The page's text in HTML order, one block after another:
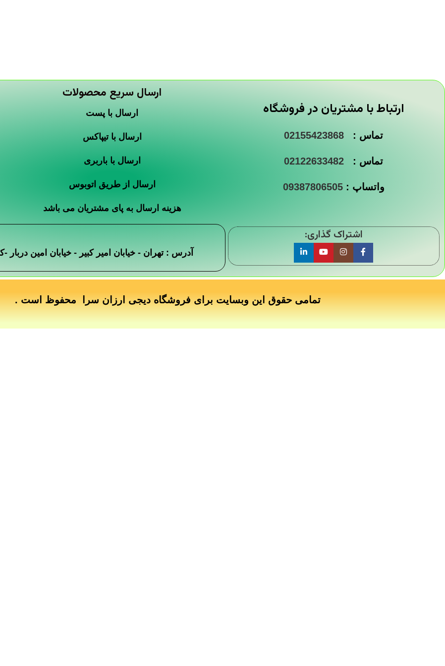
ارتباط با مشتریان در فروشگاه
تماس : 02155423868
تماس : 02122633482
واتساپ :09387806505
ارسال سریع محصولات
ارسال با پست
ارسال با تیپاکس
ارسال با باربری
ارسال از طریق اتوبوس
هزینه ارسال به پای مشتریان می باشد
اشتراک گذاری:
آدرس : تهران - خیابان امیر کبیر - خیابان امین
تمامی حقوق این وبسایت برای فروشگاه دیجی ارزان سرا محفوظ است .